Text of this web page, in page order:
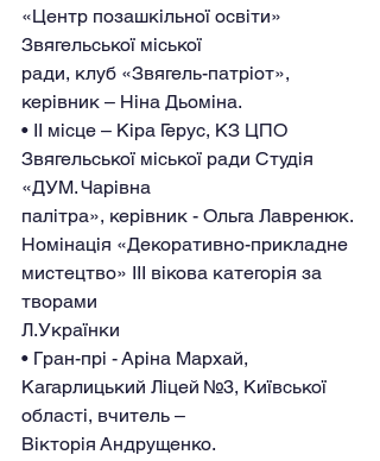
«Центр позашкільної освіти»
Звягельської міської
ради, клуб «Звягель-патріот»,
керівник – Ніна Дьоміна.
• ІІ місце – Кіра Герус, КЗ ЦПО
Звягельської міської ради Студія
«ДУМ. Чарівна
палітра», керівник - Ольга Лавренюк.
Номінація «Декоративно-прикладне
мистецтво» IІІ вікова категорія за
творами
Л.Українки
• Гран-прі - Аріна Мархай,
Кагарлицький Ліцей №3, Київської
області, вчитель –
Вікторія Андрущенко.